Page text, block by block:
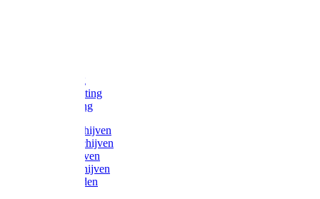
Voetketting
Scheepsketting
Victorketting
Afbraamschijven
Doorslijpschijven
Lamelschijven
Diamantschijven
Laselektroden